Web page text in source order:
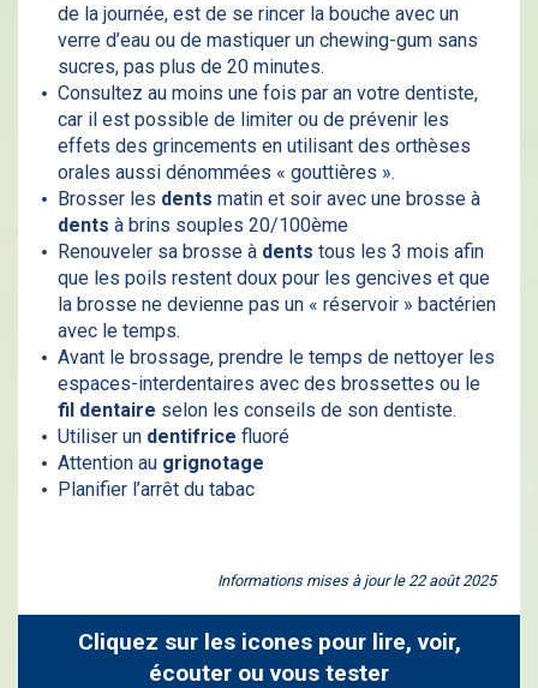
de la journée, est de se rincer la bouche avec un
verre d’eau ou de mastiquer un chewing-gum sans
sucres, pas plus de 20 minutes.
Consultez au moins une fois par an votre dentiste,
car il est possible de limiter ou de prévenir les
effets des grincements en utilisant des orthèses
orales aussi dénommées « gouttières ».
Brosser les dents matin et soir avec une brosse à
dents à brins souples 20/100ème
Renouveler sa brosse à dents tous les 3 mois afin
que les poils restent doux pour les gencives et que
la brosse ne devienne pas un « réservoir » bactérien
avec le temps.
Avant le brossage, prendre le temps de nettoyer les
espaces-interdentaires avec des brossettes ou le
fil dentaire selon les conseils de son dentiste.
Utiliser un dentifrice fluoré
Attention au grignotage
Planifier l’arrêt du tabac
Informations mises à jour le 22 août 2025
Cliquez sur les icones pour lire, voir,
écouter ou vous tester